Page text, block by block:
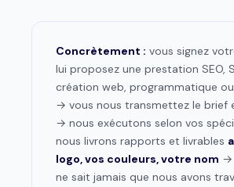
Concrètement : vous signez
lui proposez une prestation SEO,
création web, programmatique
→ vous nous transmettez le brief
→ nous exécutons selon vos
nous livrons rapports et livrables
logo, vos couleurs, votre nom →
ne sait jamais que nous avons